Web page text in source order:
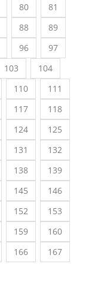
80
81
88
89
96
97
103
104
110
111
117
118
124
125
131
132
138
139
145
146
152
153
159
160
166
167